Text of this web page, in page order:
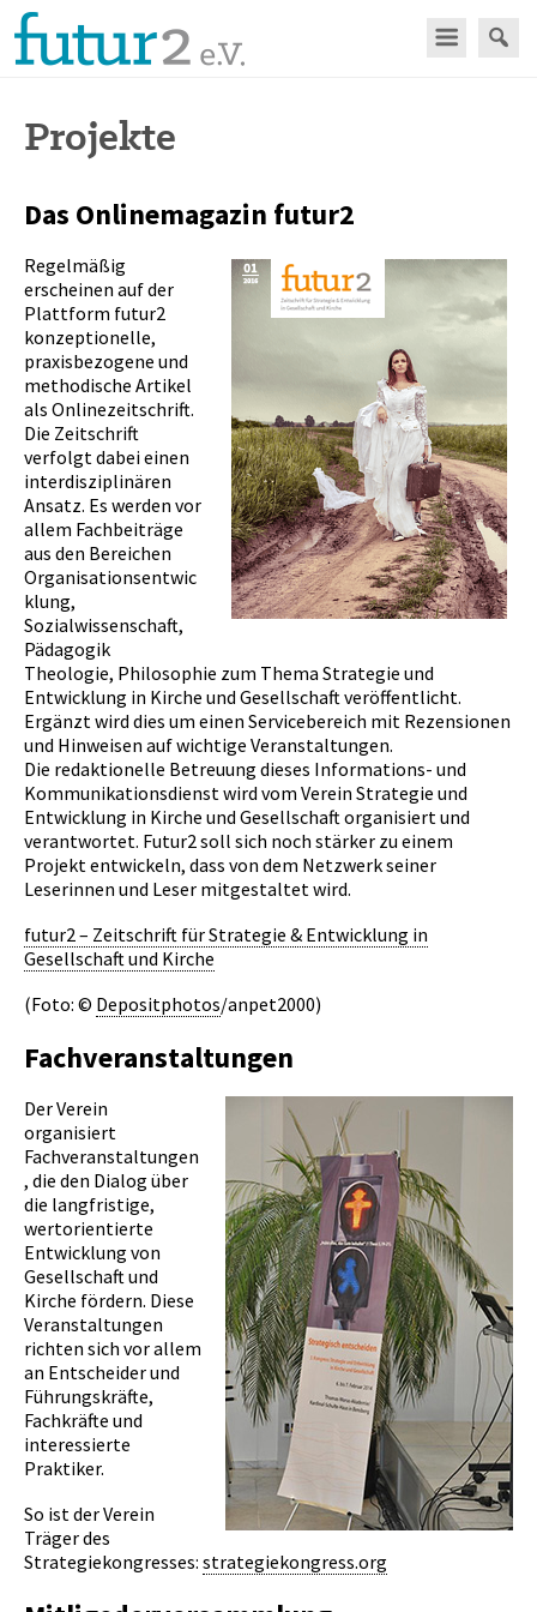
Projekte
Das Onlinemagazin futur2
Regelmäßig
erscheinen auf der
Plattform futur2
konzeptionelle,
praxisbezogene und
methodische Artikel
als Onlinezeitschrift.
Die Zeitschrift
verfolgt dabei einen
interdisziplinären
Ansatz. Es werden vor
allem Fachbeiträge
aus den Bereichen
Organisationsentwic
klung,
Sozialwissenschaft,
Pädagogik
Theologie, Philosophie zum Thema Strategie und
Entwicklung in Kirche und Gesellschaft veröffentlicht.
Ergänzt wird dies um einen Servicebereich mit Rezensionen
und Hinweisen auf wichtige Veranstaltungen.
Die redaktionelle Betreuung dieses Informations- und
Kommunikationsdienst wird vom Verein Strategie und
Entwicklung in Kirche und Gesellschaft organisiert und
verantwortet. Futur2 soll sich noch stärker zu einem
Projekt entwickeln, dass von dem Netzwerk seiner
Leserinnen und Leser mitgestaltet wird.
futur2 – Zeitschrift für Strategie & Entwicklung in
Gesellschaft und Kirche
(Foto: © Depositphotos/anpet2000)
Fachveranstaltungen
Der Verein
organisiert
Fachveranstaltungen
, die den Dialog über
die langfristige,
wertorientierte
Entwicklung von
Gesellschaft und
Kirche fördern. Diese
Veranstaltungen
richten sich vor allem
an Entscheider und
Führungskräfte,
Fachkräfte und
interessierte
Praktiker.
So ist der Verein
Träger des
Strategiekongresses: strategiekongress.org